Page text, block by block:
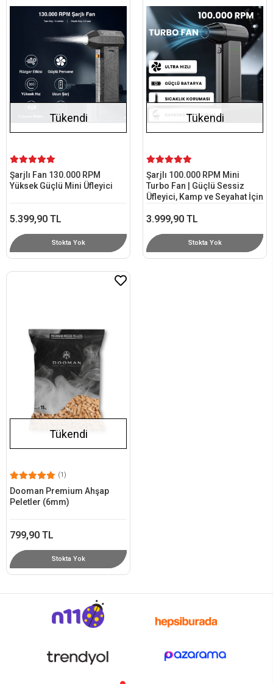
Tükendi
Şarjlı Fan 130.000 RPM
Yüksek Güçlü Mini Üfleyici
5.399,90 TL
Stokta Yok
Tükendi
Şarjlı 100.000 RPM Mini
Turbo Fan | Güçlü Sessiz
Üfleyici, Kamp ve Seyahat İçin
3.999,90 TL
Stokta Yok
Tükendi
(1)
Dooman Premium Ahşap
Peletler (6mm)
799,90 TL
Stokta Yok